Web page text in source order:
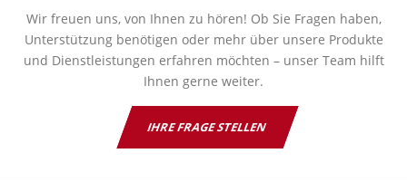
Wir freuen uns, von Ihnen zu hören! Ob Sie Fragen haben,
Unterstützung benötigen oder mehr über unsere Produkte
und Dienstleistungen erfahren möchten – unser Team hilft
Ihnen gerne weiter.
IHRE FRAGE STELLEN